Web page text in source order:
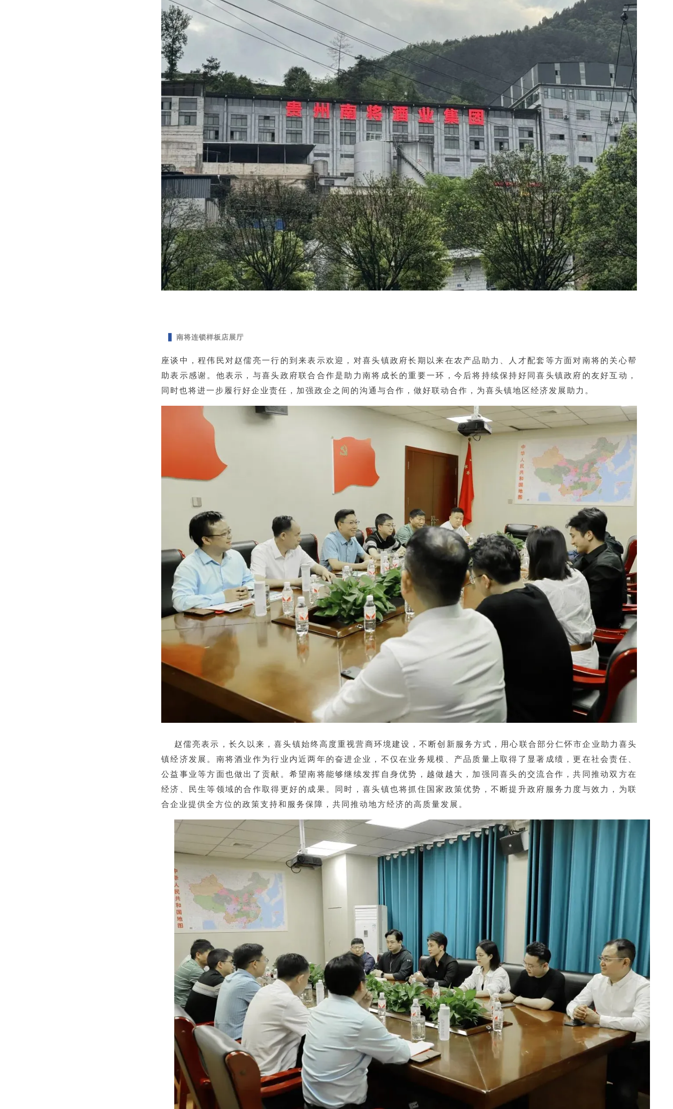
南将连锁样板店展厅
座谈中，程伟民对赵儒亮一行的到来表示欢迎，对喜头镇政府长期以来在农产品助力、人才配套等方面对南将的关心帮
助表示感谢。他表示，与喜头政府联合合作是助力南将成长的重要一环，今后将持续保持好同喜头镇政府的友好互动，
同时也将进一步履行好企业责任，加强政企之间的沟通与合作，做好联动合作，为喜头镇地区经济发展助力。
赵儒亮表示，长久以来，喜头镇始终高度重视营商环境建设，不断创新服务方式，用心联合部分仁怀市企业助力喜头
镇经济发展。南将酒业作为行业内近两年的奋进企业，不仅在业务规模、产品质量上取得了显著成绩，更在社会责任、
公益事业等方面也做出了贡献。希望南将能够继续发挥自身优势，越做越大，加强同喜头的交流合作，共同推动双方在
经济、民生等领域的合作取得更好的成果。同时，喜头镇也将抓住国家政策优势，不断提升政府服务力度与效力，为联
合企业提供全方位的政策支持和服务保障，共同推动地方经济的高质量发展。